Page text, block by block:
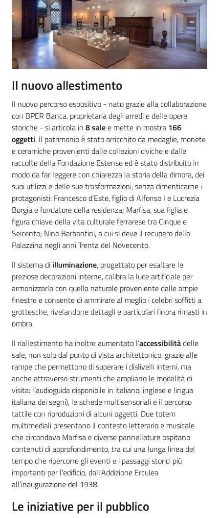
Il nuovo allestimento
Il nuovo percorso espositivo - nato grazie alla collaborazione
con BPER Banca, proprietaria degli arredi e delle opere
storiche - si articola in 8 salee mette in mostra 166
oggetti. Il patrimonio è stato arricchito da medaglie, monete
e ceramiche provenienti dalle collezioni civiche e dalle
raccolte della Fondazione Estense ed è stato distribuito in
modo da far leggere con chiarezza la storia della dimora, dei
suoi utilizzi e delle sue trasformazioni, senza dimenticarne i
protagonisti: Francesco d’Este, figlio di Alfonso I e Lucrezia
Borgia e fondatore della residenza; Marfisa, sua figlia e
figura chiave della vita culturale ferrarese tra Cinque e
Seicento; Nino Barbantini, a cui si deve il recupero della
Palazzina negli anni Trenta del Novecento.
Il sistema di illuminazione, progettato per esaltare le
preziose decorazioni interne, calibra la luce artificiale per
armonizzarla con quella naturale proveniente dalle ampie
finestre e consente di ammirare al meglio i celebri soffitti a
grottesche, rivelandone dettagli e particolari finora rimasti in
ombra.
Il riallestimento ha inoltre aumentato l’accessibilitàdelle
sale, non solo dal punto di vista architettonico, grazie alle
rampe che permettono di superare i dislivelli interni, ma
anche attraverso strumenti che ampliano le modalità di
visita: l’audioguida disponibile in italiano, inglese e lingua
italiana dei segni), le schede multisensoriali e il percorso
tattile con riproduzioni di alcuni oggetti. Due totem
multimediali presentano il contesto letterario e musicale
che circondava Marfisa e diverse pannellature ospitano
contenuti di approfondimento, tra cui una lunga linea del
tempo che ripercorre gli eventi e i passaggi storici più
importanti per l’edificio, dall’Addizione Erculea
all’inaugurazione del 1938.
Le iniziative per il pubblico